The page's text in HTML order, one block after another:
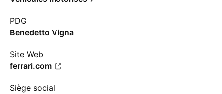
PDG
Benedetto Vigna
Site Web
ferrari.com
Siège social